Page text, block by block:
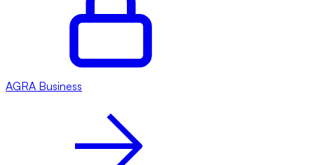
AGRA Business